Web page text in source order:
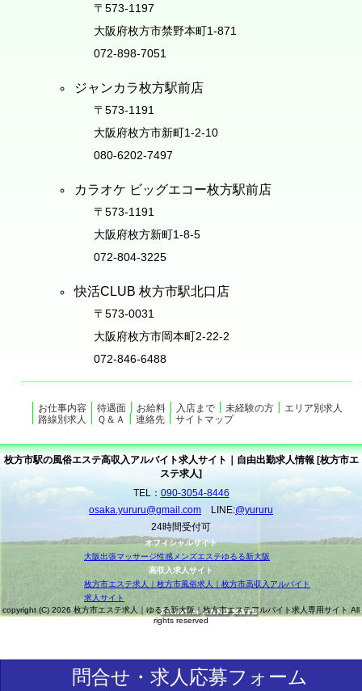
〒573-1197
大阪府枚方市禁野本町1-871
072-898-7051
ジャンカラ枚方駅前店
〒573-1191
大阪府枚方市新町1-2-10
080-6202-7497
カラオケ ビッグエコー枚方駅前店
〒573-1191
大阪府枚方新町1-8-5
072-804-3225
快活CLUB 枚方市駅北口店
〒573-0031
大阪府枚方市岡本町2-22-2
072-846-6488
お仕事内容 待遇面 お給料 入店まで 未経験の方
エリア別求人
路線別求人
Ｑ＆Ａ 連絡先 サイトマップ
枚方市駅の風俗エステ高収入アルバイト求人サイト｜自由出勤求人情報 [枚方市エ
ステ求人]
TEL： 090-3054-8446
osaka.yururu@gmail.com LINE:@yururu
24時間受付可
オフィシャルサイト
大阪出張マッサージ性感メンズエステゆるる新大阪
高収入求人サイト
枚方市エステ求人｜枚方市風俗求人｜枚方市高収入アルバイト
求人サイト
copyright (C) 2026 枚方市エステ求人｜ゆるる新大阪｜枚方市エステアルバイト求人専用サイト All
rights reserved
問合せ・求人応募フォーム